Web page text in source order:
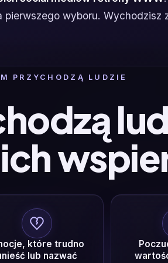
wyboru. Wychodzisz
PRZYCHODZĄ LUDZIE
które trudno
lub nazwać